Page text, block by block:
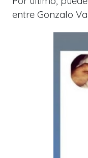
entre Gonzalo